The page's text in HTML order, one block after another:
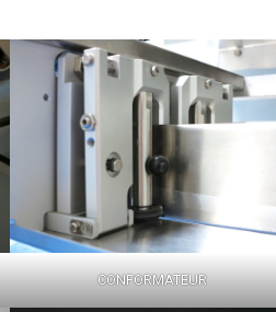
CONFORMATEUR